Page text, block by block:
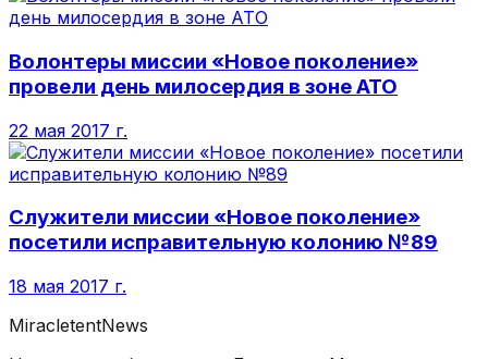
Волонтеры миссии «Новое поколение»
провели день милосердия в зоне АТО
22 мая 2017 г.
Служители миссии «Новое поколение»
посетили исправительную колонию №89
18 мая 2017 г.
MiracletentNews